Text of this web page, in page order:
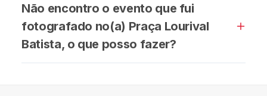
Não encontro o evento que fui
fotografado no(a) Praça Lourival
Batista, o que posso fazer?